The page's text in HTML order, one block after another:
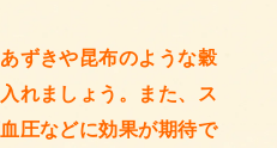
ずきや昆布のような穀
れましょう。また、ス
圧などに効果が期待で